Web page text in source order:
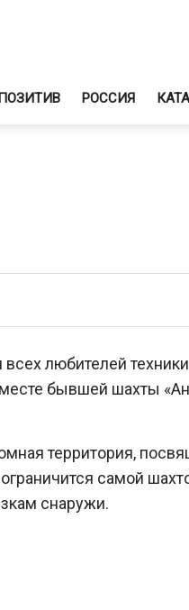
ПОЗИТИВ РОССИЯ
любителей
бывшей шахты
территория,
самой
снаружи.